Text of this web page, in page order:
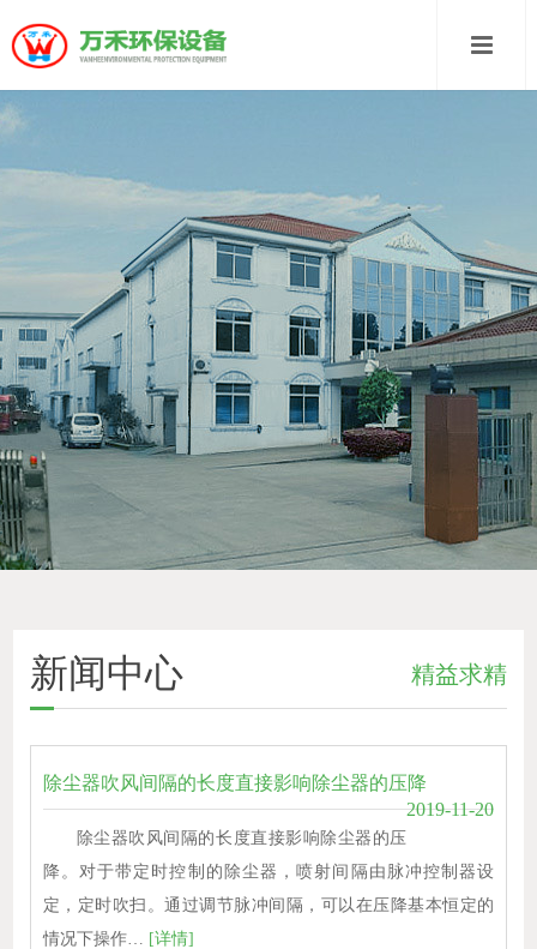
新闻中心 精益求精
除尘器吹风间隔的长度直接影响除尘器的压降
2019-11-20
除尘器吹风间隔的长度直接影响除尘器的压
降。对于带定时控制的除尘器，喷射间隔由脉冲控制器设
定，定时吹扫。通过调节脉冲间隔，可以在压降基本恒定的
情况下操作…
[详情]